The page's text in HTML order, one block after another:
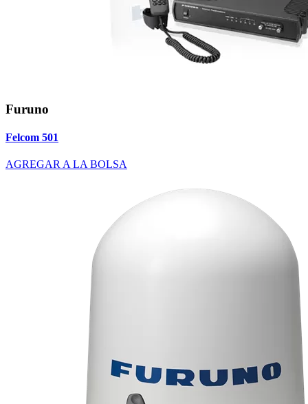
Furuno
Felcom 501
AGREGAR A LA BOLSA